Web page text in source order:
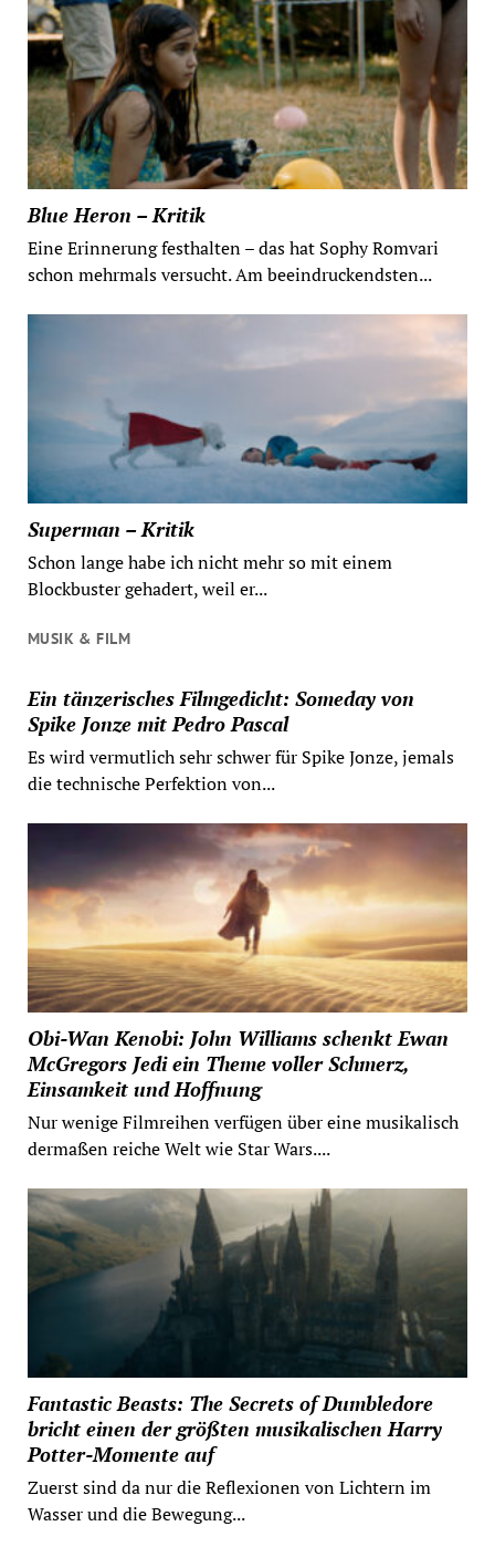
Blue Heron – Kritik
Eine Erinnerung festhalten – das hat Sophy Romvari
schon mehrmals versucht. Am beeindruckendsten...
Superman – Kritik
Schon lange habe ich nicht mehr so mit einem
Blockbuster gehadert, weil er...
MUSIK & FILM
Ein tänzerisches Filmgedicht: Someday von
Spike Jonze mit Pedro Pascal
Es wird vermutlich sehr schwer für Spike Jonze, jemals
die technische Perfektion von...
Obi-Wan Kenobi: John Williams schenkt Ewan
McGregors Jedi ein Theme voller Schmerz,
Einsamkeit und Hoffnung
Nur wenige Filmreihen verfügen über eine musikalisch
dermaßen reiche Welt wie Star Wars....
Fantastic Beasts: The Secrets of Dumbledore
bricht einen der größten musikalischen Harry
Potter-Momente auf
Zuerst sind da nur die Reflexionen von Lichtern im
Wasser und die Bewegung...